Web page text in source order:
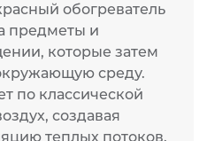
обогреватель
предметы и
которые затем
среду.
по классической
создавая
теплых потоков.